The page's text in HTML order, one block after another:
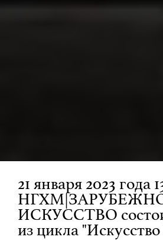
21 января 2023 года
ИСКУССТВО
из цикла